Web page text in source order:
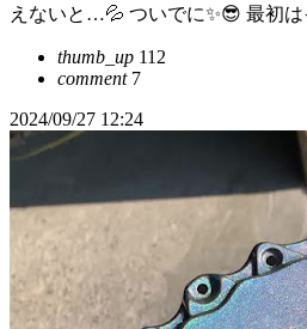
えないと…💦 ついでに✨️😎 最初は
thumb_up 112
comment7
2024/09/27 12:24